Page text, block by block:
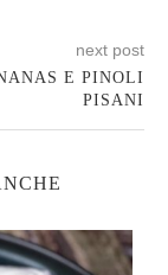
next post
E PINOLI
PISANI